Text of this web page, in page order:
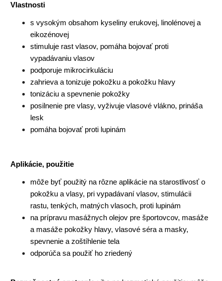
Vlastnosti
s vysokým obsahom kyseliny erukovej, linolénovej a
eikozénovej
stimuluje rast vlasov, pomáha bojovať proti
vypadávaniu vlasov
podporuje mikrocirkuláciu
zahrieva a tonizuje pokožku a pokožku hlavy
tonizáciu a spevnenie pokožky
posilnenie pre vlasy, vyživuje vlasové vlákno, prináša
lesk
pomáha bojovať proti lupinám
Aplikácie, použitie
môže byť použitý na rôzne aplikácie na starostlivosť o
pokožku a vlasy, pri vypadávaní vlasov, stimulácii
rastu, tenkých, matných vlasoch, proti lupinám
na prípravu masážnych olejov pre športovcov, masáže
a masáže pokožky hlavy, vlasové séra a masky,
spevnenie a zoštíhlenie tela
odporúča sa použiť ho zriedený